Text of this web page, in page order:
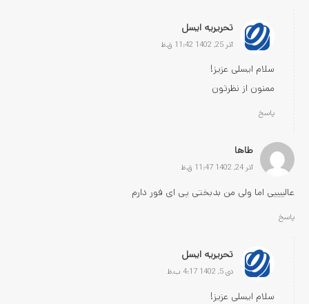
تحریریه ایسل
آذر 25, 1402 11:42 ق.ظ
سلام ایسلی عزیز!
ممنون از نظرتون
پاسخ
طاها
آذر 24, 1402 11:47 ق.ظ
عالییییی اما ولی من بدبختی پی ای فور دارم
پاسخ
تحریریه ایسل
دی 5, 1402 4:17 ب.ظ
سلام ایسلی عزیز!